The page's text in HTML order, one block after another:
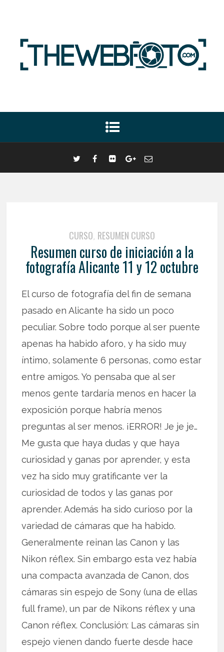
CURSO, RESUMEN CURSO
Resumen curso de iniciación a la
fotografía Alicante 11 y 12 octubre
El curso de fotografía del fin de semana
pasado en Alicante ha sido un poco
peculiar. Sobre todo porque al ser puente
apenas ha habido aforo, y ha sido muy
íntimo, solamente 6 personas, como estar
entre amigos. Yo pensaba que al ser
menos gente tardaría menos en hacer la
exposición porque habría menos
preguntas al ser menos. ¡ERROR! Je je je…
Me gusta que haya dudas y que haya
curiosidad y ganas por aprender, y esta
vez ha sido muy gratificante ver la
curiosidad de todos y las ganas por
aprender. Además ha sido curioso por la
variedad de cámaras que ha habido.
Generalmente reinan las Canon y las
Nikon réflex. Sin embargo esta vez había
una compacta avanzada de Canon, dos
cámaras sin espejo de Sony (una de ellas
full frame), un par de Nikons réflex y una
Canon réflex. Conclusión: Las cámaras sin
espejo vienen dando fuerte desde hace